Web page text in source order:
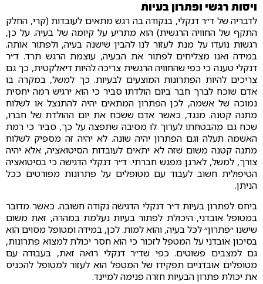
ויסות רגשי ופתרון בעיות
לדבריה של ד״ר דנקלי, בנקודה בה רגש מתאים לעובדות (קרי, החלק
התקף של החוויה הרגשית) הוא מתריע על קיומה של בעיה. על כן,
רגשות נועדו על מנת לעזור לנו להבין שישנה בעיה, ולפתור אותה.
במידה ואנו מצליחים לפתור את הבעיה, עוצמת הרגש תרד. ד״ר
דנקלי טענה כי כפי שהחוויה הרגשית צריכה להיות דיאלקטית, כך גם
צריכים להיות הפתרונות המוצעים לבעיות. כך למשל, במקרה בו
אדם שוכח לברך חבר ביום הולדתו סביר כי הוא ירגיש רמה יחסית
נמוכה של אשמה, לכן הפתרון המתאים יהיה להתנצל או לשלוח
מתנה קטנה. מנגד, כאשר אדם ששכח את יום ההולדת של חברו,
שכח גם מהבטחתו לערוך לו מסיבה שתפצה על כך, סביר כי רמת
האשמה תעלה וגם הפתרון יהיה שונה. לא יהיה זה מספיק לשלוח
מתנה קטנה משום שזה לא יתאים לעובדות הסיטואציה, אלא יהיה
צורך, למשל, לארגן מפגש חברתי. ד״ר דנקלי הדגישה כי בסיטואציה
הטיפולית חשוב לעבוד עם מטופלים על פתרונות מפורטים ככל
הניתן.
ביחס לפתרון בעיות ד״ר דנקלי הדגישה נקודה חשובה. כאשר מדובר
במטופל אובדני, היכולת לפתור בעיות נעלמת במהרה, זאת משום
שישנו ״פתרון״ לכל בעיה, והוא למות. לכן, במידה ומטופל מסוים הוא
בסיכון אובדני על המטפל לזכור כי הוא חסר יכולת למצוא פתרונות,
גם למצבים פשוטים. כפי שד״ר דנקלי רואה זאת, בעבודה עם
מטופלים אובדניים תפקידו של המטפל הוא לעזור למטופל להכניס
את יכולת פתרון הבעיות חזרה פנימה למיינד.